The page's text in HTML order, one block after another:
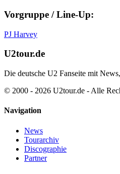
Vorgruppe / Line-Up:
PJ Harvey
U2tour.de
Die deutsche U2 Fanseite mit
© 2000 - 2026 U2tour.de - Alle
Navigation
News
Tourarchiv
Discographie
Partner